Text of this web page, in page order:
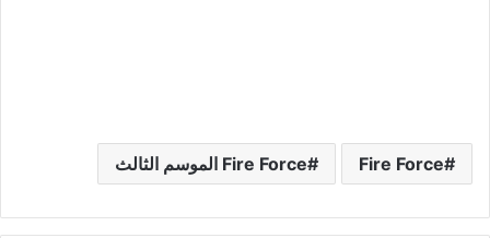
Fire Force Fire Force الموسم الثالث